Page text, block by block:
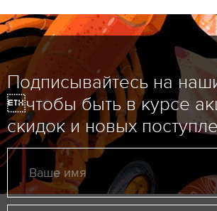
Подписывайтесь на
чтобы быть в курсе
скидок и новых